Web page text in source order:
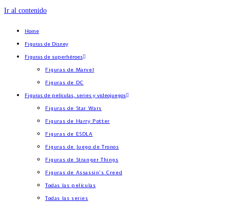
Ir al contenido
Home
Figuras de Disney
Figuras de superhéroes
Figuras de Marvel
Figuras de DC
Figuras de películas, series y videojuegos
Figuras de Star Wars
Figuras de Harry Potter
Figuras de ESDLA
Figuras de Juego de Tronos
Figuras de Stranger Things
Figuras de Assassin’s Creed
Todas las películas
Todas las series